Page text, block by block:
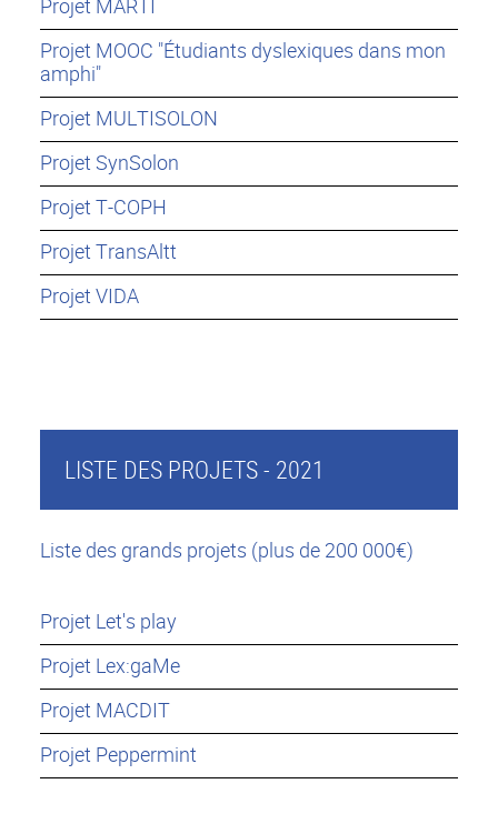
Projet MOOC "Étudiants dyslexiques dans mon
amphi"
Projet MULTISOLON
Projet SynSolon
Projet T-COPH
Projet TransAltt
Projet VIDA
LISTE DES PROJETS - 2021
Liste des grands projets (plus de 200 000€)
Projet Let's play
Projet Lex:gaMe
Projet MACDIT
Projet Peppermint